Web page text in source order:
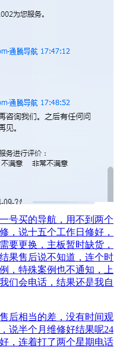
号买的导航，用不到两个
，说十五个工作日修好，
要更换，主板暂时缺货，
果售后说不知道，连个时
，特殊案例也不通知，上
们会电话，结果还是我自
后相当的差，没有时间观
说半个月维修好结果呢24
，连着打了两个星期电话